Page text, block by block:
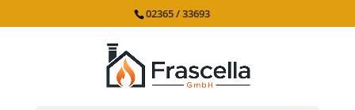
02365 / 33693